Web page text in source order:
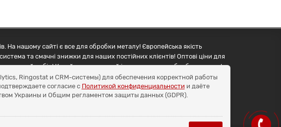
нашому сайті є все для обробки металу! Європейська якість
та смачні знижки для наших постійних клієнтів! Оптові ціни для
вибір! Купуйте правильний інструмент для обробки металу!
Ringostat и CRM-системы) для обеспечения корректной работы
согласие с Политикой конфиденциальности и даёте
Украины и Общим регламентом защиты данных (GDPR).